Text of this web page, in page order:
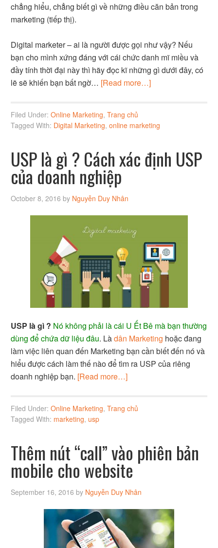
chẳng hiểu, chẳng biết gì về những điều căn bản trong
marketing (tiếp thị).
Digital marketer – ai là người được gọi như vậy? Nếu
bạn cho mình xứng đáng với cái chức danh mĩ miều và
đầy tính thời đại này thì hãy đọc kĩ những gì dưới đây, có
lẽ sẽ khiến bạn bất ngờ… [Read more…]
Filed Under:Online Marketing,Trang chủ
Tagged With: Digital Marketing,online marketing
USP là gì ? Cách xác định USP
của doanh nghiệp
October 8, 2016 by Nguyễn Duy Nhân
USP là gì ? Nó không phải là cái U Ết Bê mà bạn thường
dùng để chứa dữ liệu đâu. Làdân Marketing hoặc đang
làm việc liên quan đến Marketing bạn cần biết đến nó và
hiểu được cách làm thế nào để tìm ra USP của riêng
doanh nghiệp bạn. [Read more…]
Filed Under:Online Marketing,Trang chủ
Tagged With: marketing, usp
Thêm nút “call” vào phiên bản
mobile cho website
September 16, 2016 by Nguyễn Duy Nhân